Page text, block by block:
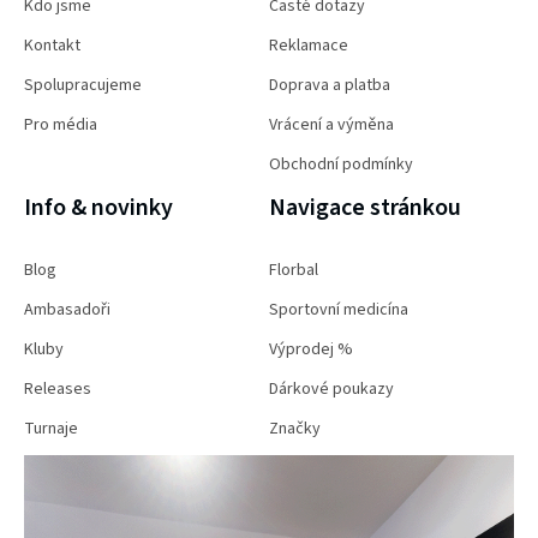
Kdo jsme
Kontakt
Spolupracujeme
Pro média
Časté dotazy
Reklamace
Doprava a platba
Vrácení a výměna
Obchodní podmínky
Info & novinky
Blog
Ambasadoři
Kluby
Releases
Turnaje
Navigace stránkou
Florbal
Sportovní medicína
Výprodej %
Dárkové poukazy
Značky